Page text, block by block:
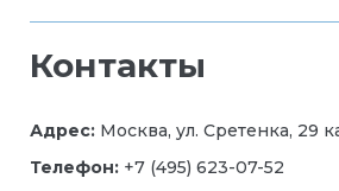
Контакты
Адрес: Москва, ул. Сретенка, 29
Телефон: +7 (495) 623-07-52